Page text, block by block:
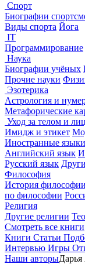
Спорт
Биографии
Виды спорта Йога
IT
Программирование
Наука
Биографии учёных
Прочие науки
Эзотерика
Астрология и
Метафорические
Уход за телом и
Имидж и этикет
Иностранные языки
Английский язык
Русский язык
Философия
История философии
по философии
Религия
Другие религии
Смотреть все книги
Книги Статьи
Интервью Игры
Наши авторыДарья